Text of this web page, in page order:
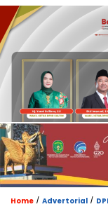
Home / Advertorial /